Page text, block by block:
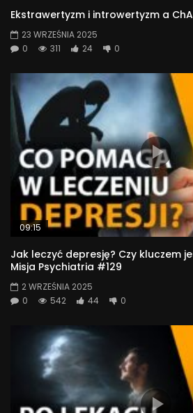
Ekstrawertyzm i introwertyzm a
23 WRZEŚNIA 2025
0
311 24 0
09:15
Jak leczyć depresję? Czy kluczem
Misja Psychiatria #129
2 WRZEŚNIA 2025
0
542 44 0